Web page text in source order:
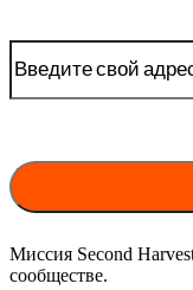
Миссия Second
сообществе.